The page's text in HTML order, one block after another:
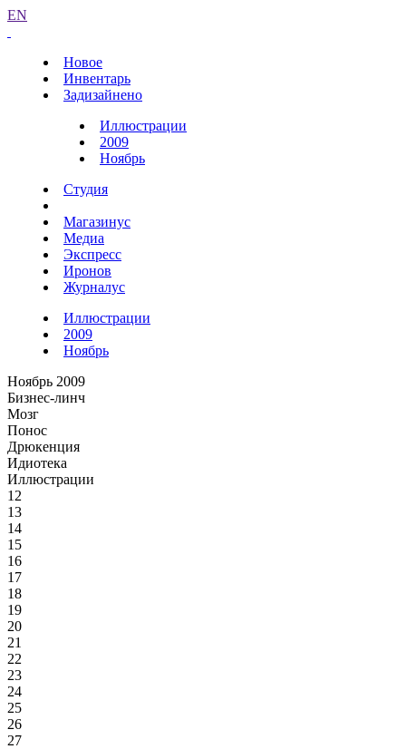
EN
Новое
Инвентарь
Задизайнено
Иллюстрации
2009
Ноябрь
Студия
Магазинус
Медиа
Экспресс
Иронов
Журналус
Иллюстрации
2009
Ноябрь
Ноябрь 2009
Бизнес-линч
Мозг
Понос
Дрюкенция
Идиотека
Иллюстрации
12
13
14
15
16
17
18
19
20
21
22
23
24
25
26
27